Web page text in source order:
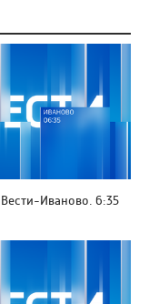
Вести-Иваново. 6:35